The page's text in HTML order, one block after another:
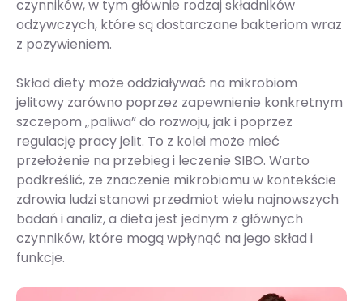
czynników, w tym głównie rodzaj składników
odżywczych, które są dostarczane bakteriom wraz
z pożywieniem.
Skład diety może oddziaływać na mikrobiom
jelitowy zarówno poprzez zapewnienie konkretnym
szczepom „paliwa” do rozwoju, jak i poprzez
regulację pracy jelit. To z kolei może mieć
przełożenie na przebieg i leczenie SIBO. Warto
podkreślić, że znaczenie mikrobiomu w kontekście
zdrowia ludzi stanowi przedmiot wielu najnowszych
badań i analiz, a dieta jest jednym z głównych
czynników, które mogą wpłynąć na jego skład i
funkcje.